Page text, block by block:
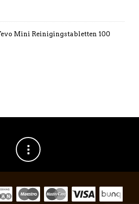
Mini Reinigingstabletten 100